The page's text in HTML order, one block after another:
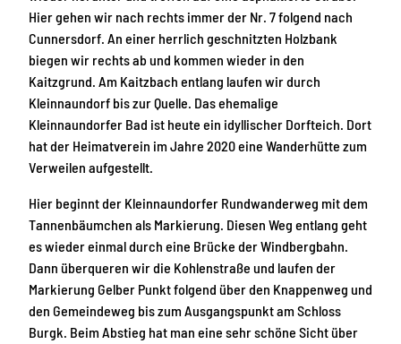
Hier gehen wir nach rechts immer der Nr. 7 folgend nach
Cunnersdorf. An einer herrlich geschnitzten Holzbank
biegen wir rechts ab und kommen wieder in den
Kaitzgrund. Am Kaitzbach entlang laufen wir durch
Kleinnaundorf bis zur Quelle. Das ehemalige
Kleinnaundorfer Bad ist heute ein idyllischer Dorfteich. Dort
hat der Heimatverein im Jahre 2020 eine Wanderhütte zum
Verweilen aufgestellt.
Hier beginnt der Kleinnaundorfer Rundwanderweg mit dem
Tannenbäumchen als Markierung. Diesen Weg entlang geht
es wieder einmal durch eine Brücke der Windbergbahn.
Dann überqueren wir die Kohlenstraße und laufen der
Markierung Gelber Punkt folgend über den Knappenweg und
den Gemeindeweg bis zum Ausgangspunkt am Schloss
Burgk. Beim Abstieg hat man eine sehr schöne Sicht über